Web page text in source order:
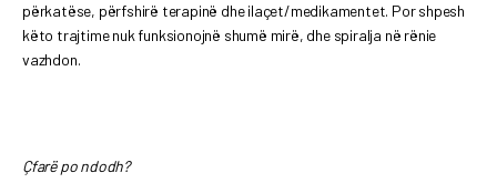
përkatëse, përfshirë terapinë dhe ilaçet/medikamentet. Por shpesh
këto trajtime nuk funksionojnë shumë mirë, dhe spiralja në rënie
vazhdon.
Çfarë po ndodh?